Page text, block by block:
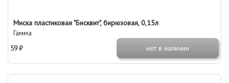
Миска пластиковая "Бисквит", бирюзовая, 0,15л
Гамма
59 ₽
нет в наличии